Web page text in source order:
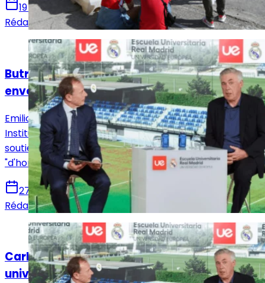
19 mars 2025
Rédaction Le Journal du Real
Actualités
Butragueño montre toute sa confiance
envers Ancelotti
Emilio Butragueño, directeur des Relations
Institutionnelles du Real Madrid, a manifesté tout son
soutien à Carlo Ancelotti et l'a même qualifié
"d'homme sage".
27 décembre 2024
Rédaction Le Journal du Real
Actualités
Carlo Ancelotti s'est exprimé à l'École
universitaire Real Madrid